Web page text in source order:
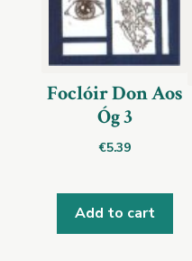
Foclóir Don Aos
Óg 3
€5.39
Add to cart